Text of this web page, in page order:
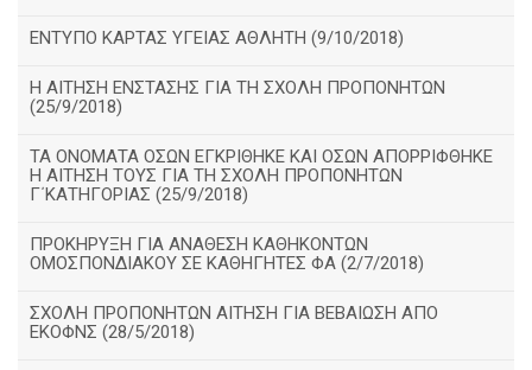
ΕΝΤΥΠΟ ΚΑΡΤΑΣ ΥΓΕΙΑΣ ΑΘΛΗΤΗ (9/10/2018)
Η ΑΙΤΗΣΗ ΕΝΣΤΑΣΗΣ ΓΙΑ ΤΗ ΣΧΟΛΗ ΠΡΟΠΟΝΗΤΩΝ
(25/9/2018)
ΤΑ ΟΝΟΜΑΤΑ ΟΣΩΝ ΕΓΚΡΙΘΗΚΕ ΚΑΙ ΟΣΩΝ ΑΠΟΡΡΙΦΘΗΚΕ
Η ΑΙΤΗΣΗ ΤΟΥΣ ΓΙΑ ΤΗ ΣΧΟΛΗ ΠΡΟΠΟΝΗΤΩΝ
Γ΄ΚΑΤΗΓΟΡΙΑΣ (25/9/2018)
ΠΡΟΚΗΡΥΞΗ ΓΙΑ ΑΝΑΘΕΣΗ ΚΑΘΗΚΟΝΤΩΝ
ΟΜΟΣΠΟΝΔΙΑΚΟΥ ΣΕ ΚΑΘΗΓΗΤΕΣ ΦΑ (2/7/2018)
ΣΧΟΛΗ ΠΡΟΠΟΝΗΤΩΝ ΑΙΤΗΣΗ ΓΙΑ ΒΕΒΑΙΩΣΗ ΑΠΟ
ΕΚΟΦΝΣ (28/5/2018)